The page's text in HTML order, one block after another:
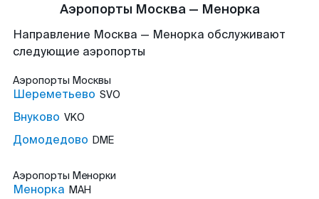
Аэропорты Москва — Менорка
Направление Москва — Менорка обслуживают
следующие аэропорты
Аэропорты Москвы
Шереметьево SVO
Внуково VKO
Домодедово DME
Аэропорты Менорки
Менорка MAH